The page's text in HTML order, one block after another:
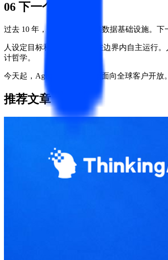
06 下一个十年
过去 10 年，我们为企业提供数据基础设施。下
人设定目标和边界，Agent 在边界内自主运行
计哲学。
今天起，Agentic Engine 正式面向全球客户开放。
推荐文章